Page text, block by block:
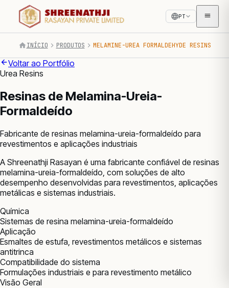
PT
INÍCIO PRODUTOS MELAMINE-UREA FORMALDEHYDE RESINS
Voltar ao Portfólio
Urea Resins
Resinas de Melamina-Ureia-
Formaldeído
Fabricante de resinas melamina-ureia-formaldeído para
revestimentos e aplicações industriais
A Shreenathji Rasayan é uma fabricante confiável de resinas
melamina-ureia-formaldeído, com soluções de alto
desempenho desenvolvidas para revestimentos, aplicações
metálicas e sistemas industriais.
Química
Sistemas de resina melamina-ureia-formaldeído
Aplicação
Esmaltes de estufa, revestimentos metálicos e sistemas
antitrinca
Compatibilidade do sistema
Formulações industriais e para revestimento metálico
Visão Geral